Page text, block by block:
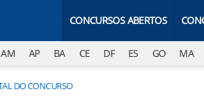
CONCURSOS ABERTOS
AM AP BA CE DF ES GO MA
DO CONCURSO